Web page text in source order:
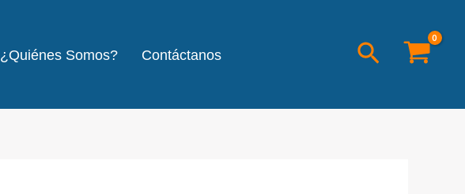
¿Quiénes Somos? Contáctanos Buscar